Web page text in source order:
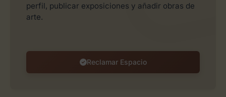
perfil, publicar exposiciones y añadir obras de
arte.
Reclamar Espacio